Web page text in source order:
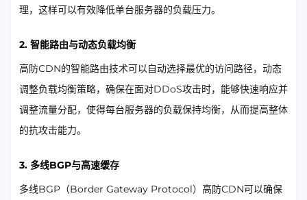
理，这样可以有效降低单台服务器的负载压力。
2. 智能路由与动态负载均衡
高防CDN的智能路由技术可以自动选择最优的访问路径，动态
调整负载均衡策略，确保在面对DDoS攻击时，能够快速响应并
调整流量分配，使得每台服务器的负载保持均衡，从而提高整体
的抗攻击能力。
3. 多线BGP与高速缓存
多线BGP（Border Gateway Protocol）高防CDN可以确保